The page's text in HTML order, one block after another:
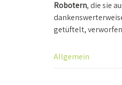
Robotern, die sie
getüftelt,
Allgemein